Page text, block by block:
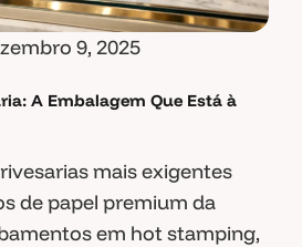
9, 2025
A Embalagem Que Está à
mais exigentes
de papel premium da
em hot stamping,